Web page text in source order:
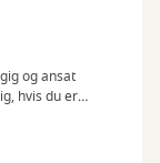
og ansat
hvis du er
sag.